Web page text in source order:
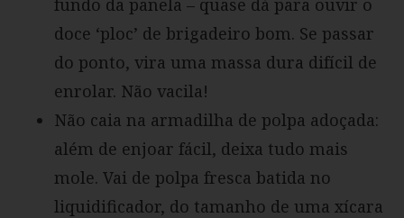
doce ‘ploc’ de brigadeiro bom. Se passar
do ponto, vira uma massa dura difícil de
enrolar. Não vacila!
Não caia na armadilha de polpa adoçada:
além de enjoar fácil, deixa tudo mais
mole. Vai de polpa fresca batida no
liquidificador, do tamanho de uma xícara